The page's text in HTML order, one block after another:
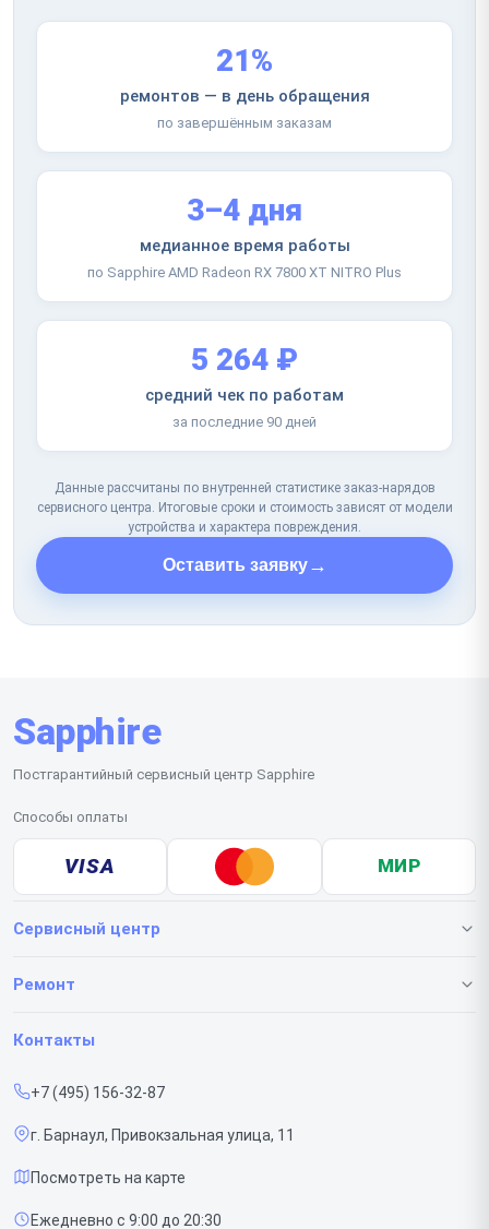
21%
ремонтов — в день обращения
по завершённым заказам
3–4 дня
медианное время работы
по Sapphire AMD Radeon RX 7800 XT NITRO Plus
5 264 ₽
средний чек по работам
за последние 90 дней
Данные рассчитаны по внутренней статистике заказ-нарядов
сервисного центра. Итоговые сроки и стоимость зависят от модели
устройства и характера повреждения.
Оставить заявку→
Sapphire
Постгарантийный сервисный центр Sapphire
Способы оплаты
VISA МИР
Сервисный центр
О нашем сервисе
Срочный ремонт
Доставка и способы оплаты
Диагностика
Ремонт
Видеокарт
Контакты
+7 (495) 156-32-87
г. Барнаул, Привокзальная улица, 11
Посмотреть на карте
Ежедневно с 9:00 до 20:30